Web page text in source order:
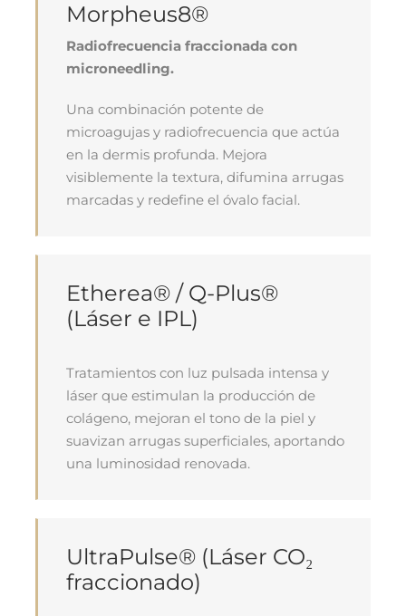
Morpheus8®
Radiofrecuencia fraccionada con
microneedling.
Una combinación potente de
microagujas y radiofrecuencia que actúa
en la dermis profunda. Mejora
visiblemente la textura, difumina arrugas
marcadas y redefine el óvalo facial.
Etherea® / Q-Plus®
(Láser e IPL)
Tratamientos con luz pulsada intensa y
láser que estimulan la producción de
colágeno, mejoran el tono de la piel y
suavizan arrugas superficiales, aportando
una luminosidad renovada.
UltraPulse® (Láser CO₂
fraccionado)